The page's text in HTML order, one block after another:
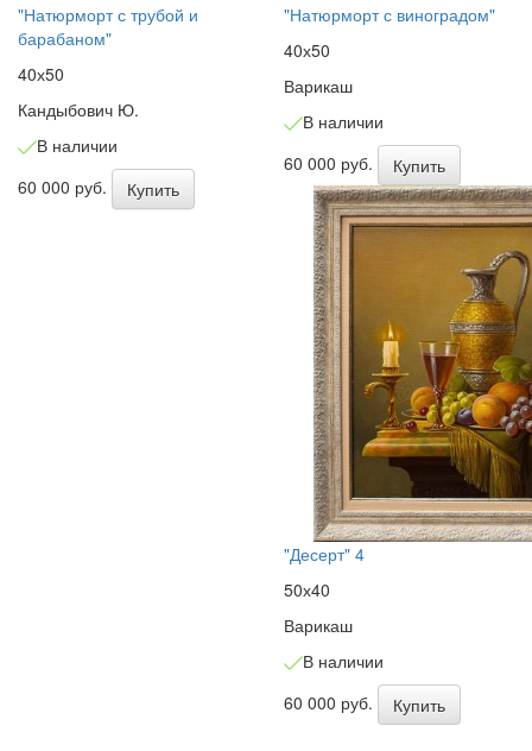
"Натюрморт с трубой и
барабаном"
40х50
Кандыбович Ю.
В наличии
60 000 руб.
Купить
"Натюрморт с виноградом"
40х50
Варикаш
В наличии
60 000 руб.
Купить
"Десерт" 4
50х40
Варикаш
В наличии
60 000 руб.
Купить